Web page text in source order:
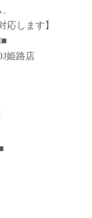
応します】
姫路店